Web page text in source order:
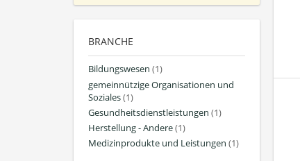
BRANCHE
Bildungswesen (1)
gemeinnützige Organisationen und
Soziales(1)
Gesundheitsdienstleistungen (1)
Herstellung - Andere(1)
Medizinprodukte und Leistungen (1)